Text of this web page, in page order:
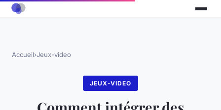
Accueil›Jeux-video
JEUX-VIDEO